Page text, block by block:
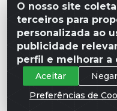
O nosso site
terceiros para
personalizada ao
publicidade
perfil e melhorar a
Aceitar
Preferências de
Matriz R3 Suprimentos
– Etapa III,
Goiânia/GO, CEP